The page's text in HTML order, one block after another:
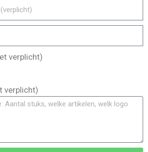
verplicht)
verplicht)